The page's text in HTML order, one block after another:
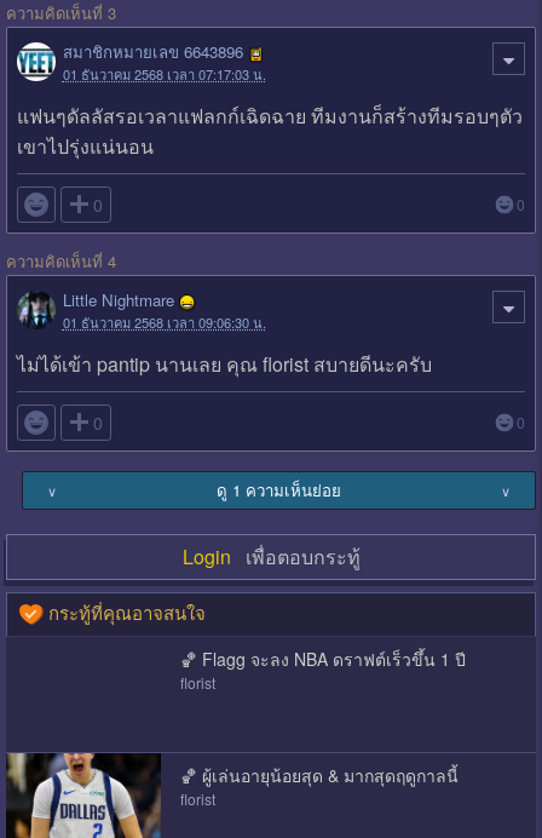
ความคิดเห็นที่ 3
สมาชิกหมายเลข 6643896
01 ธันวาคม 2568 เวลา 07:17:03 น.
แฟนๆดัลลัสรอเวลาแฟลกก์เฉิดฉาย ทีมงานก็สร้างทีมรอบๆตัว
เขาไปรุ่งแน่นอน
 0 0
ความคิดเห็นที่ 4
Little Nightmare
01 ธันวาคม 2568 เวลา 09:06:30 น.
ไม่ได้เข้า pantip นานเลย คุณ florist สบายดีนะครับ
 0 0
∨ ดู 1 ความเห็นย่อย ∨
Login เพื่อตอบกระทู้
กระทู้ที่คุณอาจสนใจ
🏀 Flagg จะลง NBA ดราฟต์เร็วขึ้น 1 ปี
florist
🏀 ผู้เล่นอายุน้อยสุด & มากสุดฤดูกาลนี้
florist